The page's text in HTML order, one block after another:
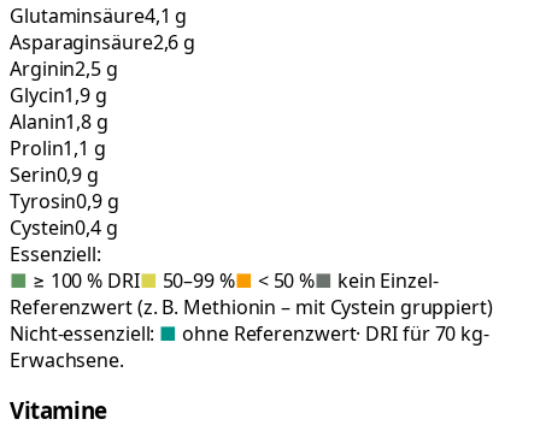
Glutaminsäure4,1 g
Asparaginsäure2,6 g
Arginin2,5 g
Glycin1,9 g
Alanin1,8 g
Prolin1,1 g
Serin0,9 g
Tyrosin0,9 g
Cystein0,4 g
Essenziell:
■ ≥ 100 % DRI■ 50–99 %■ < 50 %■ kein Einzel-
Referenzwert (z. B. Methionin – mit Cystein gruppiert)
Nicht-essenziell: ■ ohne Referenzwert· DRI für 70 kg-
Erwachsene.
Vitamine